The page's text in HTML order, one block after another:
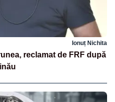
Ionuț Nichita
reclamat de FRF după